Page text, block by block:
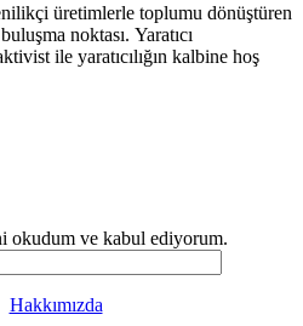
üretimlerle toplumu dönüştüren
noktası. Yaratıcı
ile yaratıcılığın kalbine hoş
okudum ve kabul ediyorum.
Hakkımızda